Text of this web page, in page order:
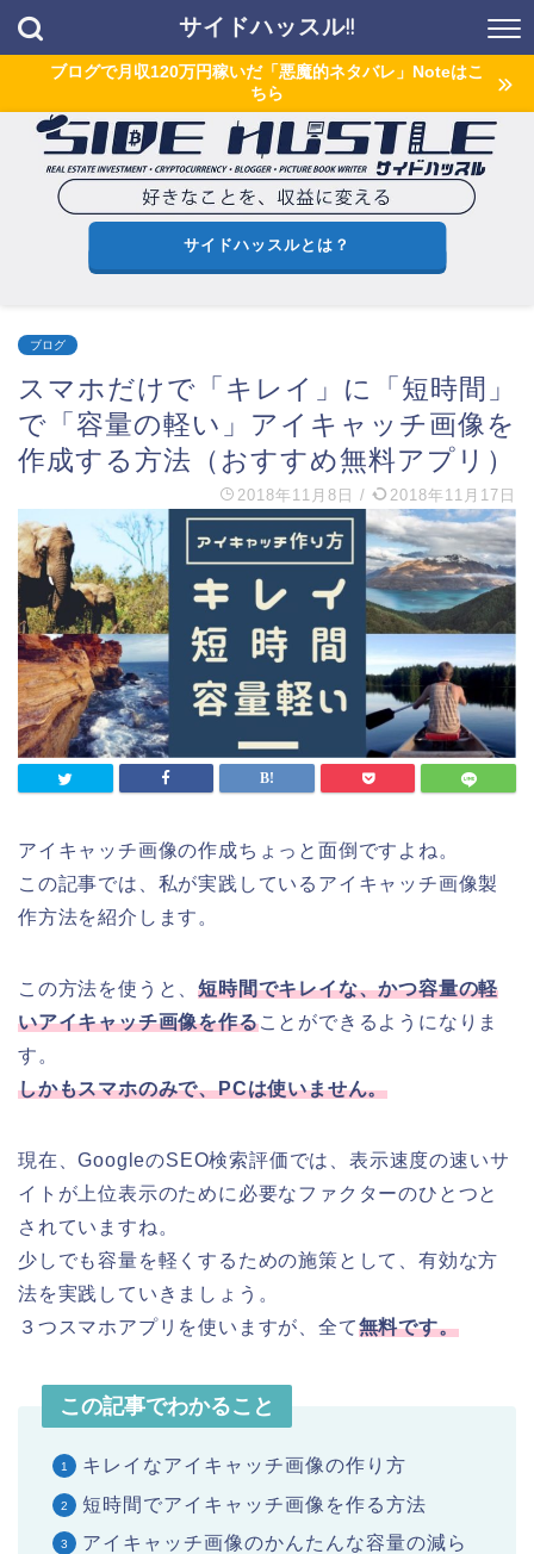
サイドハッスル!!
ブログで月収120万円稼いだ「悪魔的ネタバレ」Noteはこ
ちら
サイドハッスルとは？
ブログ
スマホだけで「キレイ」に「短時間」
で「容量の軽い」アイキャッチ画像を
作成する方法（おすすめ無料アプリ）
2018年11月8日 / 2018年11月17日
アイキャッチ画像の作成ちょっと面倒ですよね。
この記事では、私が実践しているアイキャッチ画像製
作方法を紹介します。
この方法を使うと、短時間でキレイな、かつ容量の軽
いアイキャッチ画像を作ることができるようになりま
す。
しかもスマホのみで、PCは使いません。
現在、GoogleのSEO検索評価では、表示速度の速いサ
イトが上位表示のために必要なファクターのひとつと
されていますね。
少しでも容量を軽くするための施策として、有効な方
法を実践していきましょう。
３つスマホアプリを使いますが、全て無料です。
この記事でわかること
キレイなアイキャッチ画像の作り方
短時間でアイキャッチ画像を作る方法
アイキャッチ画像のかんたんな容量の減ら